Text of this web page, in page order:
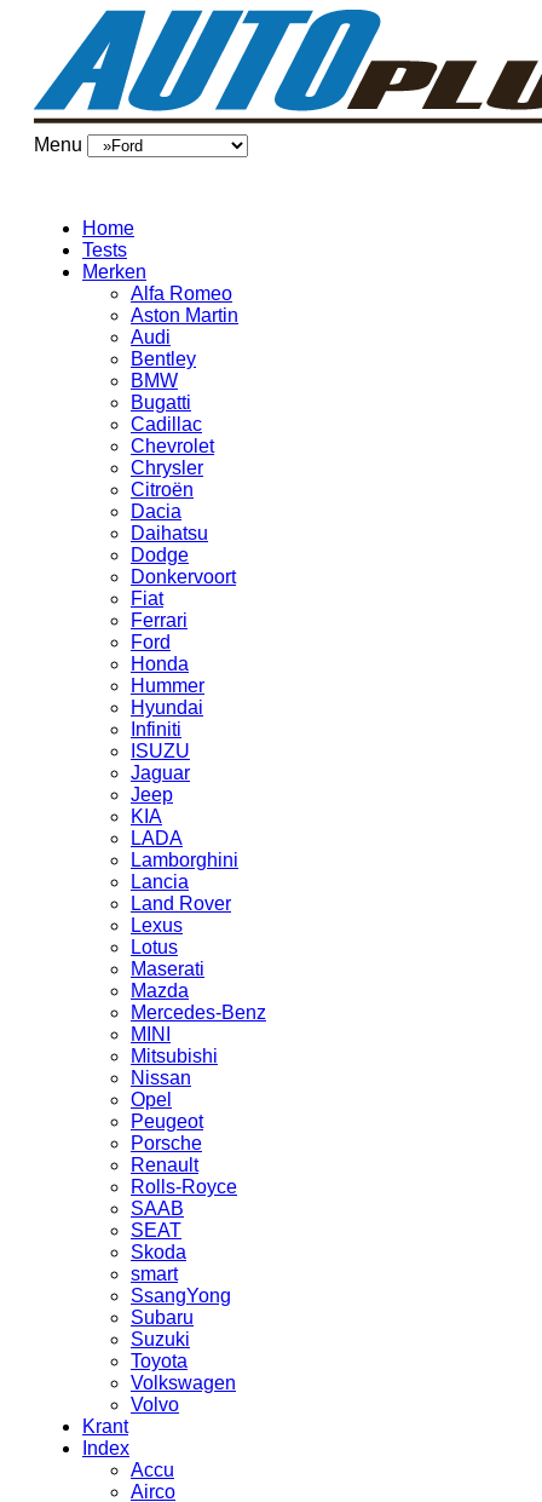
Menu
Home
Tests
Merken
Alfa Romeo
Aston Martin
Audi
Bentley
BMW
Bugatti
Cadillac
Chevrolet
Chrysler
Citroën
Dacia
Daihatsu
Dodge
Donkervoort
Fiat
Ferrari
Ford
Honda
Hummer
Hyundai
Infiniti
ISUZU
Jaguar
Jeep
KIA
LADA
Lamborghini
Lancia
Land Rover
Lexus
Lotus
Maserati
Mazda
Mercedes-Benz
MINI
Mitsubishi
Nissan
Opel
Peugeot
Porsche
Renault
Rolls-Royce
SAAB
SEAT
Skoda
smart
SsangYong
Subaru
Suzuki
Toyota
Volkswagen
Volvo
Krant
Index
Accu
Airco